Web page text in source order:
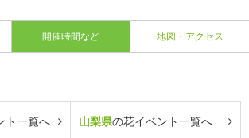
開催時間など 地図・アクセス
ト一覧へ 山梨県の花イベント一覧へ